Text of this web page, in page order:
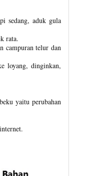
sedang, aduk gula
rata.
campuran telur dan
loyang, dinginkan,
yaitu perubahan